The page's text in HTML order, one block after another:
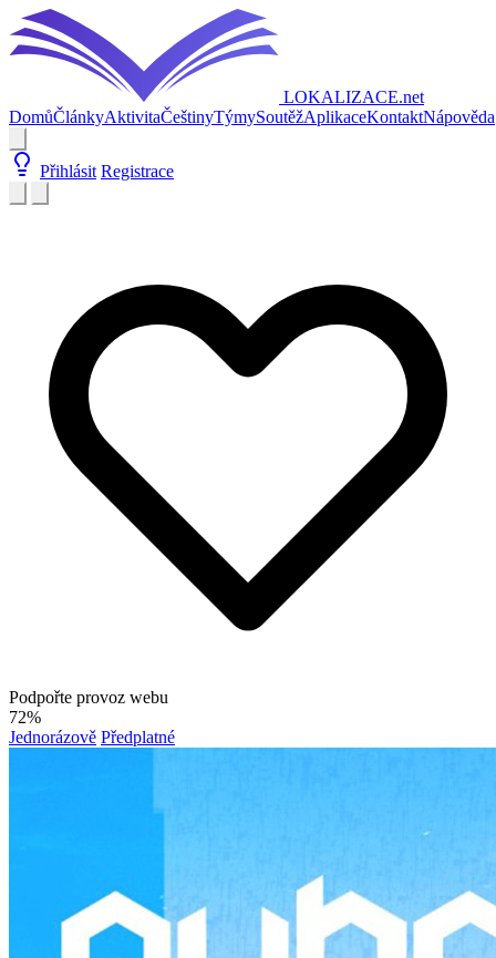
LOKALIZACE.net
DomůČlánkyAktivitaČeštinyTýmySoutěžAplikaceKontaktNápověda
Přihlásit Registrace
Podpořte provoz webu
72%
Jednorázově Předplatné